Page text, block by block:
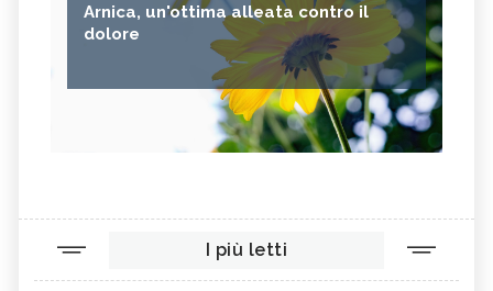
Arnica, un'ottima alleata contro il
dolore
I più letti